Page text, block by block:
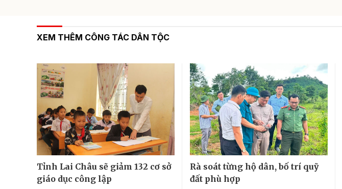
XEM THÊM CÔNG TÁC DÂN TỘC
Tỉnh Lai Châu sẽ giảm 132 cơ sở
giáo dục công lập
Rà soát từng hộ dân, bố trí quỹ
đất phù hợp